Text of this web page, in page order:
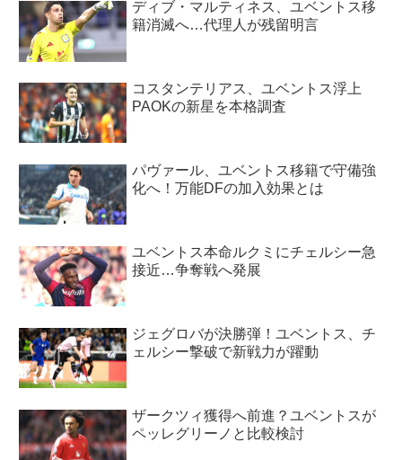
ディブ・マルティネス、ユベントス移
籍消滅へ…代理人が残留明言
コスタンテリアス、ユベントス浮上
PAOKの新星を本格調査
パヴァール、ユベントス移籍で守備強
化へ！万能DFの加入効果とは
ユベントス本命ルクミにチェルシー急
接近…争奪戦へ発展
ジェグロバが決勝弾！ユベントス、チ
ェルシー撃破で新戦力が躍動
ザークツィ獲得へ前進？ユベントスが
ペッレグリーノと比較検討